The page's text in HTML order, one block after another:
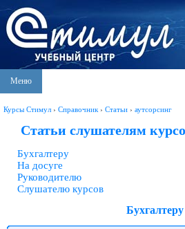
Меню
Курсы Стимул › Справочник › Статьи › аутсорсинг
Статьи слушателям
Бухгалтеру
На досуге
Руководителю
Слушателю курсов
Бухгалтеру